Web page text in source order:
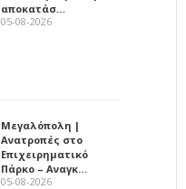
αποκατάσ…
05-08-2026
Μεγαλόπολη |
Ανατροπές στο
Επιχειρηματικό
Πάρκο – Αναγκ…
05-08-2026